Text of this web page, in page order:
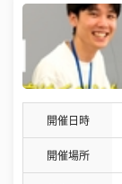
開催日時
開催場所